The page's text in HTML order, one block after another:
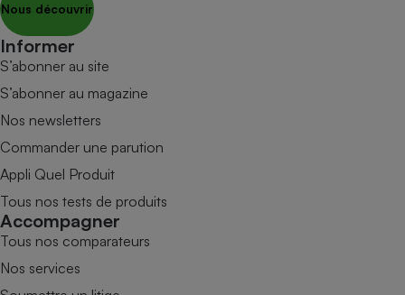
Nous découvrir
Informer
S’abonner au site
S’abonner au magazine
Nos newsletters
Commander une parution
Appli Quel Produit
Tous nos tests de produits
Accompagner
Tous nos comparateurs
Nos services